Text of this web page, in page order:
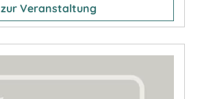
zur Veranstaltung